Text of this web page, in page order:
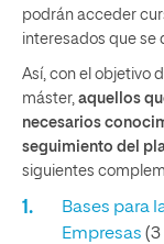
podrán acceder
interesados que se
Así, con el objetivo
máster, aquellos
necesarios
seguimiento del
siguientes
Bases para
Empresas (3